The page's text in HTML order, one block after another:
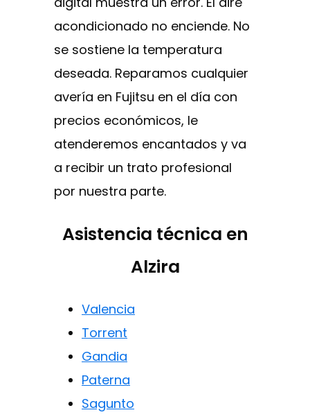
acondicionado no enciende. No
se sostiene la temperatura
deseada. Reparamos cualquier
avería en Fujitsu en el día con
precios económicos, le
atenderemos encantados y va
a recibir un trato profesional
por nuestra parte.
Asistencia técnica en
Alzira
Valencia
Torrent
Gandia
Paterna
Sagunto